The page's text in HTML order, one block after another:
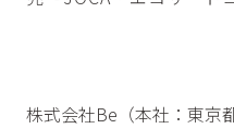
株式会社Be（本社：東京